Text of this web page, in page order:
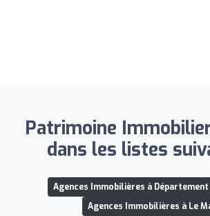
Patrimoine
dans les listes
Agences Immobilières à
Agences Immobilières à Le